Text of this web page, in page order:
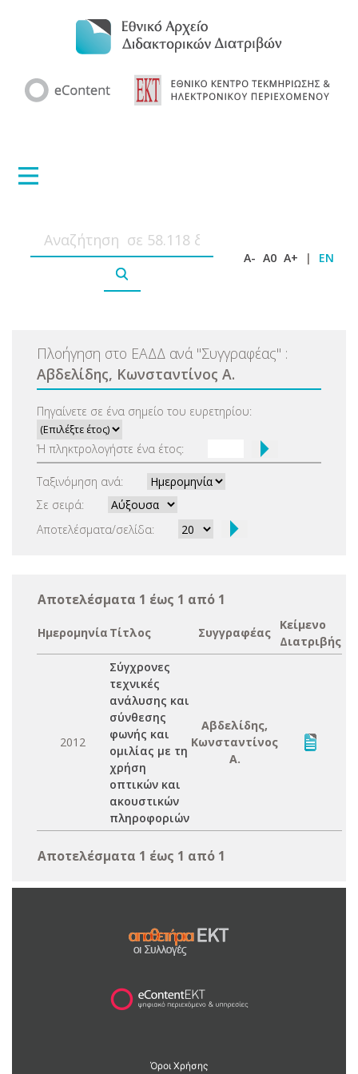
A- A0 A+ | EN
Πλοήγηση στο ΕΑΔΔ ανά "Συγγραφέας" :
Αβδελίδης, Κωνσταντίνος Α.
Πηγαίνετε σε ένα σημείο του ευρετηρίου:
Ή πληκτρολογήστε ένα έτος:
Ταξινόμηση ανά:
Σε σειρά:
Αποτελέσματα/σελίδα:
Αποτελέσματα 1 έως 1 από 1
Ημερομηνία Τίτλος Συγγραφέας
Κείμενο
Διατριβής
2012
Σύγχρονες
τεχνικές
ανάλυσης και
σύνθεσης
φωνής και
ομιλίας με τη
χρήση
οπτικών και
ακουστικών
πληροφοριών
Αβδελίδης,
Κωνσταντίνος
Α.
Αποτελέσματα 1 έως 1 από 1